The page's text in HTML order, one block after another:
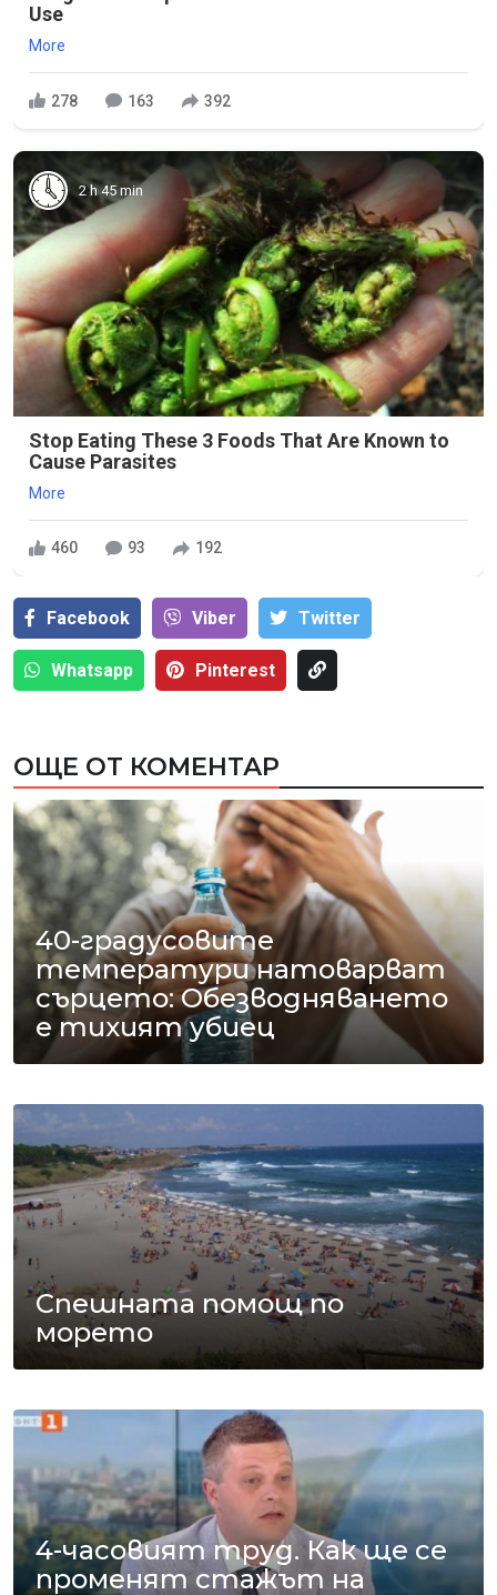
Use
More
278 163 392
2 h 45 min
Stop Eating These 3 Foods That Are Known to
Cause Parasites
More
460 93 192
Facebook Viber Тwitter
Whatsapp Pinterest
ОЩЕ ОТ КОМЕНТАР
40-градусовите
температури натоварват
сърцето: Обезводняването
е тихият убиец
Спешната помощ по
морето
4-часовият труд. Как ще се
променят стажът на